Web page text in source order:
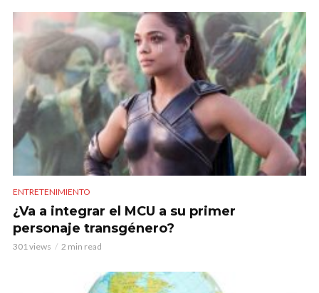
ENTRETENIMIENTO
¿Va a integrar el MCU a su primer
personaje transgénero?
301 views 2 min read